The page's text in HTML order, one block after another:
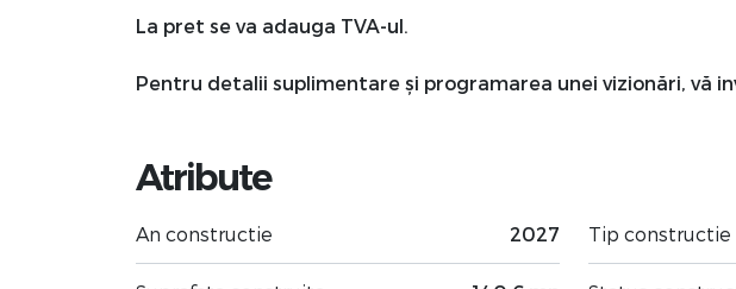
La pret se va adauga TVA-ul.
Pentru detalii suplimentare și programarea unei vizionări, vă
Atribute
An constructie 2027 Tip constructie